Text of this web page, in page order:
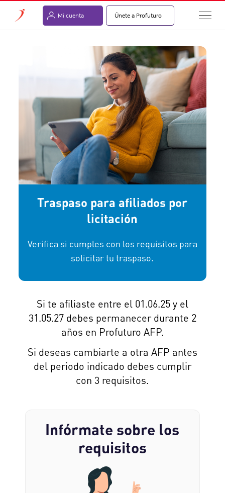
Mi cuenta Únete a Profuturo
Traspaso para afiliados por
licitación
Verifica si cumples con los requisitos para
solicitar tu traspaso.
Si te afiliaste entre el 01.06.25 y el
31.05.27 debes permanecer durante 2
años en Profuturo AFP.
Si deseas cambiarte a otra AFP antes
del periodo indicado debes cumplir
con 3 requisitos.
Infórmate sobre los
requisitos